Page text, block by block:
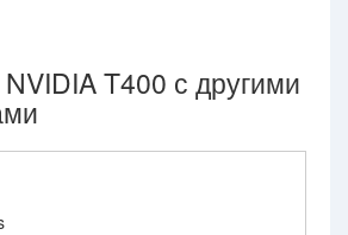
T400 с другими